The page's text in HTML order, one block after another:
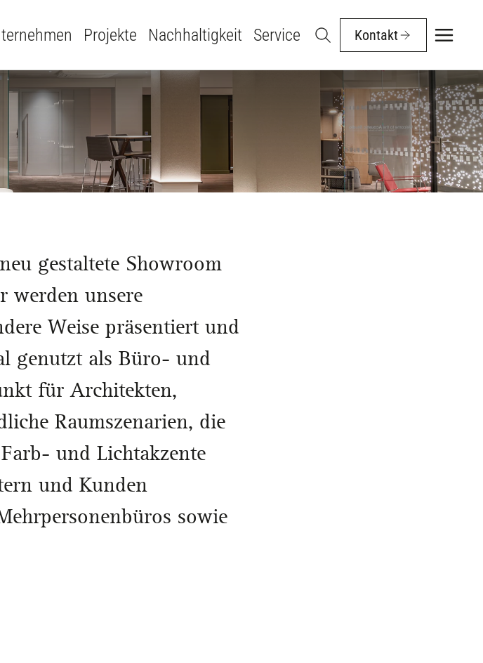
Projekte Nachhaltigkeit Service Kontakt
gestaltete Showroom
werden unsere
Weise präsentiert und
genutzt als Büro- und
für Architekten,
Raumszenarien, die
und Lichtakzente
und Kunden
sowie